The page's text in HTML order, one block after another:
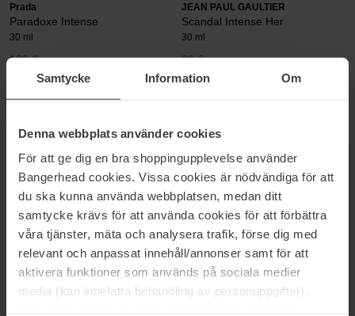
Samtycke Information Om
Denna webbplats använder cookies
För att ge dig en bra shoppingupplevelse använder
Bangerhead cookies. Vissa cookies är nödvändiga för att
du ska kunna använda webbplatsen, medan ditt
samtycke krävs för att använda cookies för att förbättra
våra tjänster, mäta och analysera trafik, förse dig med
relevant och anpassat innehåll/annonser samt för att
aktivera funktioner som används på sociala medier
media (kan innefatta behandling av personuppgifter).
Prada
Paradoxe Intense
30 ml
100 €
JEAN PAUL GAULTIER
Scandal Intense Her
30 ml
89 €
30 ml
170 €
30 ml
60 €
Candy
30 ml
92 €
JEAN PAUL GAULTIER
Classique Intense
100 ml
126 €